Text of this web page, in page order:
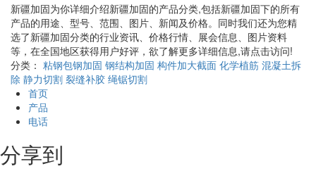
新疆加固为你详细介绍新疆加固的产品分类,包括新疆加固下的所有
产品的用途、型号、范围、图片、新闻及价格。同时我们还为您精
选了新疆加固分类的行业资讯、价格行情、展会信息、图片资料
等，在全国地区获得用户好评，欲了解更多详细信息,请点击访问!
分类： 粘钢包钢加固 钢结构加固 构件加大截面 化学植筋 混凝土拆
除 静力切割 裂缝补胶 绳锯切割
首页
产品
电话
分享到